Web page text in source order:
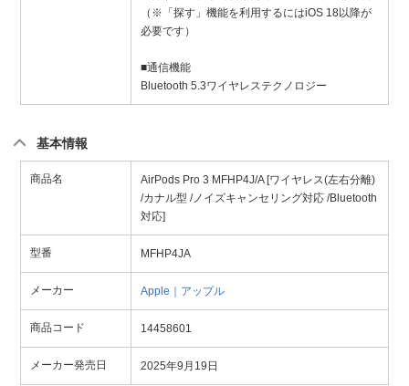
（※「探す」機能を利用するにはiOS 18以降が
必要です）
■通信機能
Bluetooth 5.3ワイヤレステクノロジー
基本情報
商品名
AirPods Pro 3 MFHP4J/A [ワイヤレス(左右分離)
/カナル型 /ノイズキャンセリング対応 /Bluetooth
対応]
型番 MFHP4JA
メーカー Apple｜アップル
商品コード 14458601
メーカー発売日 2025年9月19日